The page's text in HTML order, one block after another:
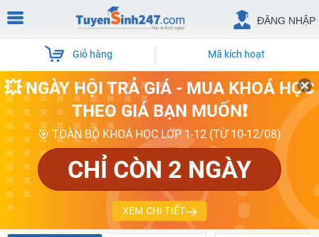
ĐĂNG NHẬP
Giỏ hàng Mã kích hoạt
💥 NGÀY HỘI TRẢ GIÁ - MUA KHOÁ HỌC
THEO GIÁ BẠN MUỐN❗
🎯 TOÀN BỘ KHOÁ HỌC LỚP 1-12 (TỪ 10-12/08)
CHỈ CÒN 2 NGÀY
XEM CHI TIẾT